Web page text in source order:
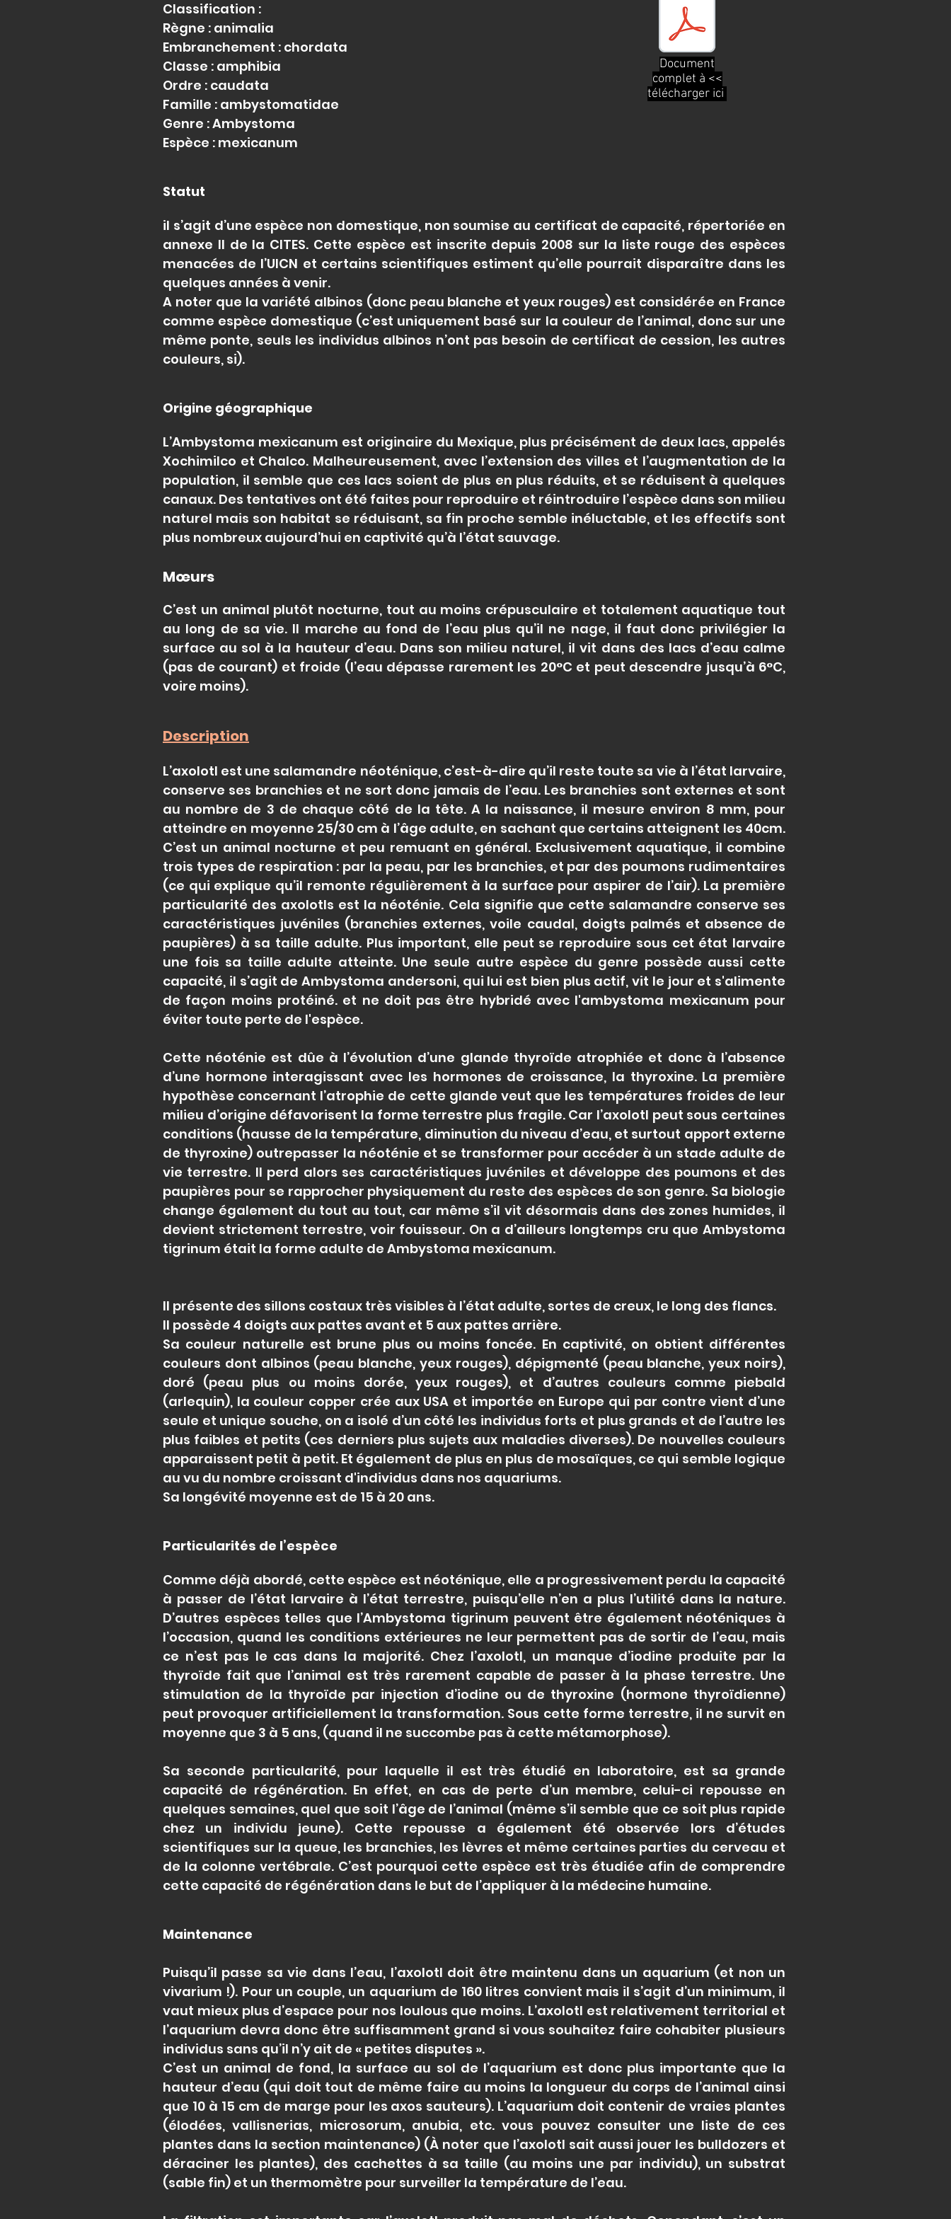
Document
complet à <<
télécharger ici
Classification :
Règne : animalia
Embranchement : chordata
Classe : amphibia
Ordre : caudata
Famille : ambystomatidae
Genre : Ambystoma
Espèce : mexicanum
Statut
il s’agit d’une espèce non domestique, non soumise au certificat de capacité, répertoriée en
annexe II de la CITES. Cette espèce est inscrite depuis 2008 sur la liste rouge des espèces
menacées de l’UICN et certains scientifiques estiment qu’elle pourrait disparaître dans les
quelques années à venir.
A noter que la variété albinos (donc peau blanche et yeux rouges) est considérée en France
comme espèce domestique (c’est uniquement basé sur la couleur de l’animal, donc sur une
même ponte, seuls les individus albinos n’ont pas besoin de certificat de cession, les autres
couleurs, si).
Origine géographique
L’Ambystoma mexicanum est originaire du Mexique, plus précisément de deux lacs, appelés
Xochimilco et Chalco. Malheureusement, avec l’extension des villes et l’augmentation de la
population, il semble que ces lacs soient de plus en plus réduits, et se réduisent à quelques
canaux. Des tentatives ont été faites pour reproduire et réintroduire l’espèce dans son milieu
naturel mais son habitat se réduisant, sa fin proche semble inéluctable, et les effectifs sont
plus nombreux aujourd’hui en captivité qu’à l’état sauvage.
Mœurs
C’est un animal plutôt nocturne, tout au moins crépusculaire et totalement aquatique tout
au long de sa vie. Il marche au fond de l’eau plus qu’il ne nage, il faut donc privilégier la
surface au sol à la hauteur d’eau. Dans son milieu naturel, il vit dans des lacs d’eau calme
(pas de courant) et froide (l’eau dépasse rarement les 20°C et peut descendre jusqu’à 6°C,
voire moins).
Description
L’axolotl est une salamandre néoténique, c’est-à-dire qu’il reste toute sa vie à l’état larvaire,
conserve ses branchies et ne sort donc jamais de l’eau. Les branchies sont externes et sont
au nombre de 3 de chaque côté de la tête. A la naissance, il mesure environ 8 mm, pour
atteindre en moyenne 25/30 cm à l’âge adulte, en sachant que certains atteignent les 40cm.
C’est un animal nocturne et peu remuant en général. Exclusivement aquatique, il combine
trois types de respiration : par la peau, par les branchies, et par des poumons rudimentaires
(ce qui explique qu’il remonte régulièrement à la surface pour aspirer de l’air). La première
particularité des axolotls est la néoténie. Cela signifie que cette salamandre conserve ses
caractéristiques juvéniles (branchies externes, voile caudal, doigts palmés et absence de
paupières) à sa taille adulte. Plus important, elle peut se reproduire sous cet état larvaire
une fois sa taille adulte atteinte. Une seule autre espèce du genre possède aussi cette
capacité, il s’agit de Ambystoma andersoni, qui lui est bien plus actif, vit le jour et s'alimente
de façon moins protéiné. et ne doit pas être hybridé avec l'ambystoma mexicanum pour
éviter toute perte de l'espèce.
Cette néoténie est dûe à l’évolution d’une glande thyroïde atrophiée et donc à l’absence
d’une hormone interagissant avec les hormones de croissance, la thyroxine. La première
hypothèse concernant l’atrophie de cette glande veut que les températures froides de leur
milieu d’origine défavorisent la forme terrestre plus fragile. Car l’axolotl peut sous certaines
conditions (hausse de la température, diminution du niveau d’eau, et surtout apport externe
de thyroxine) outrepasser la néoténie et se transformer pour accéder à un stade adulte de
vie terrestre. Il perd alors ses caractéristiques juvéniles et développe des poumons et des
paupières pour se rapprocher physiquement du reste des espèces de son genre. Sa biologie
change également du tout au tout, car même s’il vit désormais dans des zones humides, il
devient strictement terrestre, voir fouisseur. On a d’ailleurs longtemps cru que Ambystoma
tigrinum était la forme adulte de Ambystoma mexicanum.
Il présente des sillons costaux très visibles à l’état adulte, sortes de creux, le long des flancs.
Il possède 4 doigts aux pattes avant et 5 aux pattes arrière.
Sa couleur naturelle est brune plus ou moins foncée. En captivité, on obtient différentes
couleurs dont albinos (peau blanche, yeux rouges), dépigmenté (peau blanche, yeux noirs),
doré (peau plus ou moins dorée, yeux rouges), et d’autres couleurs comme piebald
(arlequin), la couleur copper crée aux USA et importée en Europe qui par contre vient d’une
seule et unique souche, on a isolé d’un côté les individus forts et plus grands et de l’autre les
plus faibles et petits (ces derniers plus sujets aux maladies diverses). De nouvelles couleurs
apparaissent petit à petit. Et également de plus en plus de mosaïques, ce qui semble logique
au vu du nombre croissant d'individus dans nos aquariums.
Sa longévité moyenne est de 15 à 20 ans.
Particularités de l’espèce
Comme déjà abordé, cette espèce est néoténique, elle a progressivement perdu la capacité
à passer de l’état larvaire à l’état terrestre, puisqu’elle n’en a plus l’utilité dans la nature.
D’autres espèces telles que l’Ambystoma tigrinum peuvent être également néoténiques à
l’occasion, quand les conditions extérieures ne leur permettent pas de sortir de l’eau, mais
ce n’est pas le cas dans la majorité. Chez l’axolotl, un manque d’iodine produite par la
thyroïde fait que l’animal est très rarement capable de passer à la phase terrestre. Une
stimulation de la thyroïde par injection d’iodine ou de thyroxine (hormone thyroïdienne)
peut provoquer artificiellement la transformation. Sous cette forme terrestre, il ne survit en
moyenne que 3 à 5 ans, (quand il ne succombe pas à cette métamorphose).
Sa seconde particularité, pour laquelle il est très étudié en laboratoire, est sa grande
capacité de régénération. En effet, en cas de perte d’un membre, celui-ci repousse en
quelques semaines, quel que soit l’âge de l’animal (même s’il semble que ce soit plus rapide
chez un individu jeune). Cette repousse a également été observée lors d’études
scientifiques sur la queue, les branchies, les lèvres et même certaines parties du cerveau et
de la colonne vertébrale. C’est pourquoi cette espèce est très étudiée afin de comprendre
cette capacité de régénération dans le but de l’appliquer à la médecine humaine.
Maintenance
Puisqu’il passe sa vie dans l’eau, l’axolotl doit être maintenu dans un aquarium (et non un
vivarium !). Pour un couple, un aquarium de 160 litres convient mais il s’agit d’un minimum, il
vaut mieux plus d’espace pour nos loulous que moins. L’axolotl est relativement territorial et
l’aquarium devra donc être suffisamment grand si vous souhaitez faire cohabiter plusieurs
individus sans qu’il n’y ait de « petites disputes ».
C’est un animal de fond, la surface au sol de l’aquarium est donc plus importante que la
hauteur d’eau (qui doit tout de même faire au moins la longueur du corps de l’animal ainsi
que 10 à 15 cm de marge pour les axos sauteurs). L’aquarium doit contenir de vraies plantes
(élodées, vallisnerias, microsorum, anubia, etc. vous pouvez consulter une liste de ces
plantes dans la section maintenance) (À noter que l’axolotl sait aussi jouer les bulldozers et
déraciner les plantes), des cachettes à sa taille (au moins une par individu), un substrat
(sable fin) et un thermomètre pour surveiller la température de l’eau.